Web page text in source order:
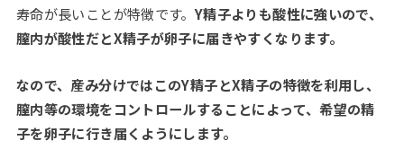
寿命が長いことが特徴です。Y精子よりも酸性に強いので、
膣内が酸性だとX精子が卵子に届きやすくなります。
なので、産み分けではこのY精子とX精子の特徴を利用し、
膣内等の環境をコントロールすることによって、希望の精
子を卵子に行き届くようにします。